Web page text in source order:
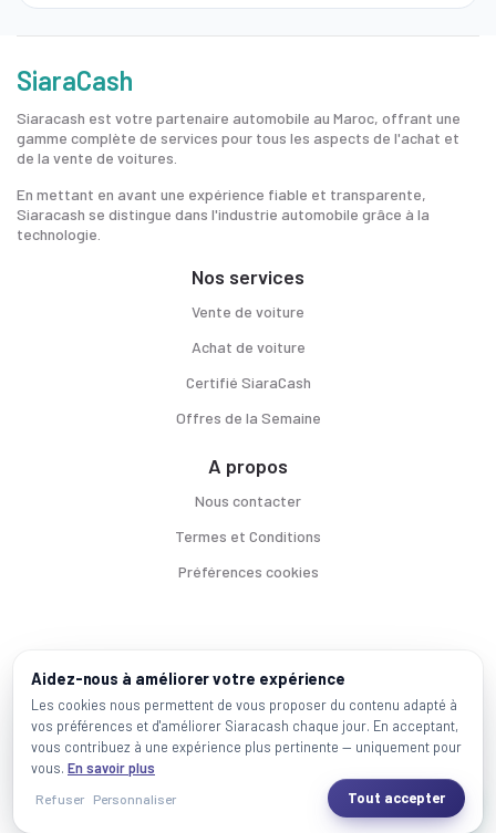
SiaraCash
Siaracash est votre partenaire automobile au Maroc, offrant une
gamme complète de services pour tous les aspects de l'achat et
de la vente de voitures.
En mettant en avant une expérience fiable et transparente,
Siaracash se distingue dans l'industrie automobile grâce à la
technologie.
Nos services
Vente de voiture
Achat de voiture
Certifié SiaraCash
Offres de la Semaine
A propos
Nous contacter
Termes et Conditions
Préférences cookies
Voitures par ville
Casablanca | | Mohammadia |Salé | |
Marques populaires
Mercedes| |Volkswagen Renault Toyota Peugeot
2026 SiaraCash - Tous les droits sont réservés
Aidez-nous à améliorer votre expérience
Les cookies nous permettent de vous proposer du contenu adapté à
vos préférences et d'améliorer Siaracash chaque jour. En acceptant,
vous contribuez à une expérience plus pertinente — uniquement pour
vous. En savoir plus
Refuser Personnaliser Tout accepter